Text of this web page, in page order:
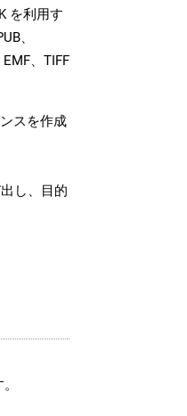
を利用す
、
、TIFF
スを作成
し、目的